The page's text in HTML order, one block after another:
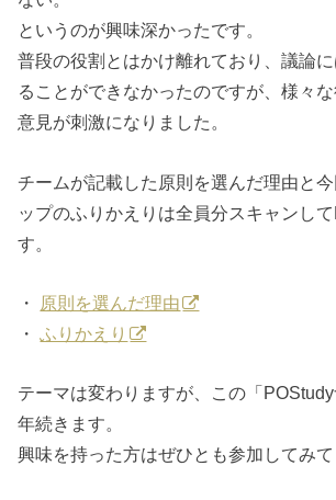
というのが興味深かったです。
普段の役割とはかけ離れており、議論
ることができなかったのですが、様々
意見が刺激になりました。
チームが記載した原則を選んだ理由と
ップのふりかえりは全員分スキャンし
す。
・ 原則を選んだ理由
・ふりかえり
テーマは変わりますが、この「
年続きます。
興味を持った方はぜひとも参加してみて